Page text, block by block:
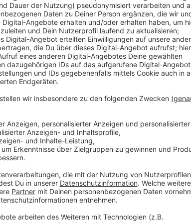
Anzeige
Von Null auf Potting:
Anzeige
Es gibt diese Dinge im Leben, die können uns zur
Schneefall. Eiskratzen am frühen Morgen. Leute,
seltsame Wörter benutzen. Wo andere sich vor
ziehen oder ihren Kopf gegen die Wand hauen
Potting ein Karussell los. Irgendwo zwischen wirren